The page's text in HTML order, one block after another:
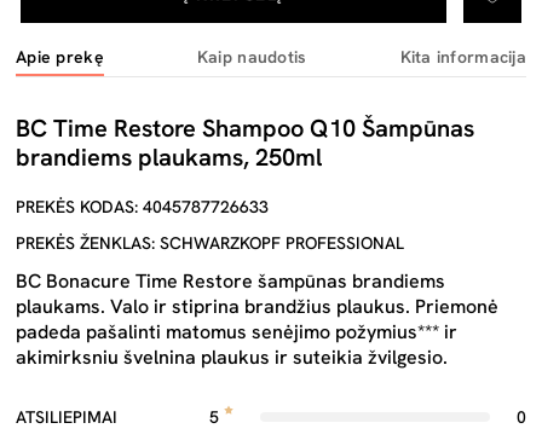
Apie prekę Kaip naudotis Kita informacija
BC Time Restore Shampoo Q10 Šampūnas
brandiems plaukams, 250ml
PREKĖS KODAS: 4045787726633
PREKĖS ŽENKLAS: SCHWARZKOPF PROFESSIONAL
BC Bonacure Time Restore šampūnas brandiems
plaukams. Valo ir stiprina brandžius plaukus. Priemonė
padeda pašalinti matomus senėjimo požymius*** ir
akimirksniu švelnina plaukus ir suteikia žvilgesio.
ATSILIEPIMAI 5
0